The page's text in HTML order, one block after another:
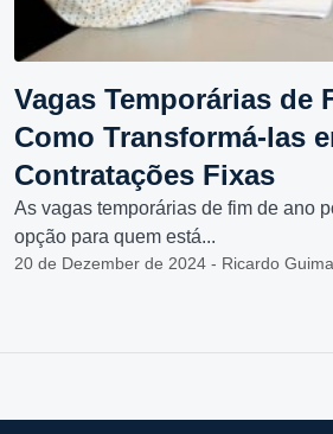
Vagas Temporárias de
Como Transformá-las
Contratações Fixas
As vagas temporárias de fim de ano
opção para quem está...
20 de Dezember de 2024 - Ricardo